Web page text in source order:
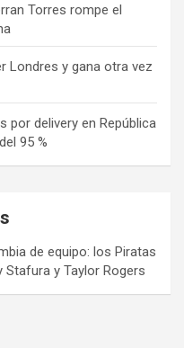
Torres rompe el
Londres y gana otra vez
por delivery en República
95 %
de equipo: los Piratas
y Taylor Rogers